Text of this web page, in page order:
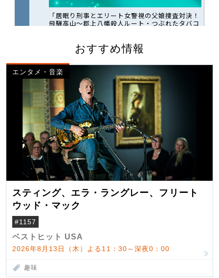
おすすめ情報
エンタメ・音楽
スティング、エラ・ラングレー、フリート
ウッド・マック
#1157
ベストヒット USA
2026年8月13日（木）よる11：30～深夜0：00
趣味